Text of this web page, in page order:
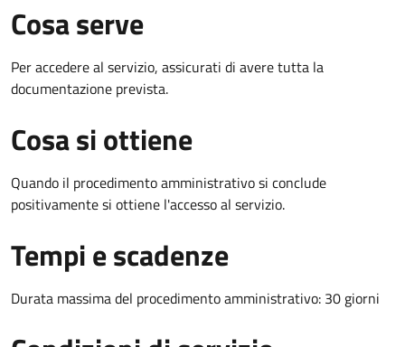
Cosa serve
Per accedere al servizio, assicurati di avere tutta la
documentazione prevista.
Cosa si ottiene
Quando il procedimento amministrativo si conclude
positivamente si ottiene l'accesso al servizio.
Tempi e scadenze
Durata massima del procedimento amministrativo: 30 giorni